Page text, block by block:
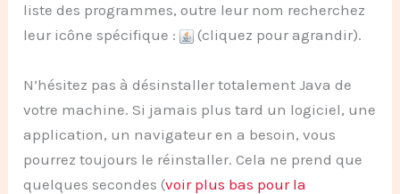
liste des programmes, outre leur nom recherchez
leur icône spécifique :
(cliquez pour agrandir).
N’hésitez pas à désinstaller totalement Java de
votre machine. Si jamais plus tard un logiciel, une
application, un navigateur en a besoin, vous
pourrez toujours le réinstaller. Cela ne prend que
quelques secondes (voir plus bas pour la